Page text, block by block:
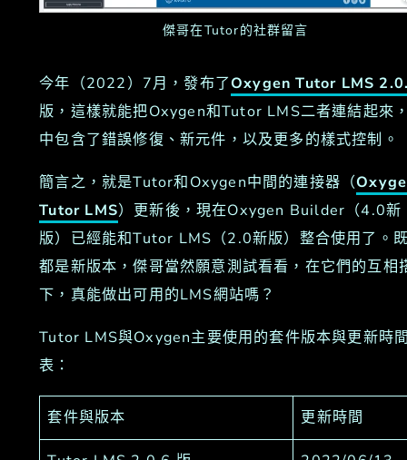
傑哥在Tutor的社群留言
今年（2022）7月，發布了Oxygen Tutor LMS
版，這樣就能把Oxygen和Tutor LMS二者連結起來
中包含了錯誤修復、新元件，以及更多的樣式控制。
簡言之，就是Tutor和Oxygen中間的連接器（
Tutor LMS）更新後，現在Oxygen Builder（4.0新
版）已經能和Tutor LMS（2.0新版）整合使用了。
都是新版本，傑哥當然願意測試看看，在它們的互相
下，真能做出可用的LMS網站嗎？
Tutor LMS與Oxygen主要使用的套件版本與更新時
表：
套件與版本 更新時間